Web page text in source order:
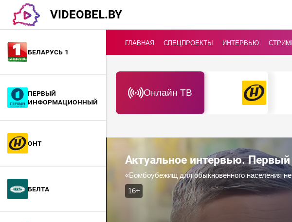
VIDEOBEL.BY
Беларусь 1
Первый
информационный
ОНТ
БелТА
ГЛАВНАЯ СПЕЦПРОЕКТЫ ИНТЕРВЬЮ
Онлайн ТВ
Актуальное интервью.
«Бомбоубежищ для обыкновенного населения
16+